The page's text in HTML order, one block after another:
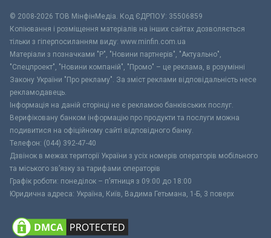
© 2008-2026 ТОВ МiнфiнМедiа. Код ЄДРПОУ: 35506859
Копіювання і розміщення матеріалів на інших сайтах дозволяється
тільки з гіперпосиланням виду: www.minfin.com.ua
Матеріали з позначками "Р", "Новини партнерів", "Актуально",
"Спецпроект", "Новини компаній", "Промо" – це реклама, в розумінні
Закону України "Про рекламу". За зміст реклами відповідальність несе
рекламодавець.
Інформація на даній сторінці не є рекламою банківських послуг.
Верифіковану банком інформацію про продукти та послуги можна
подивитися на офіційному сайті відповідного банку.
Телефон: (044) 392-47-40
Дзвінок в межах території України з усіх номерів операторів мобільного
та міського зв’язку за тарифами операторів
Графік роботи: понеділок – п’ятниця з 09:00 до 18:00
Юридична адреса: Україна, Київ, Вадима Гетьмана, 1-Б, 3 поверх